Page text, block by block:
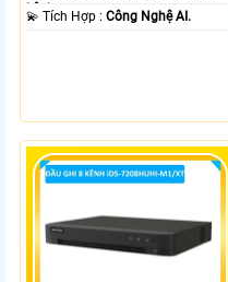
kênh.
️💫 Tích Hợp :Công Nghệ AI.